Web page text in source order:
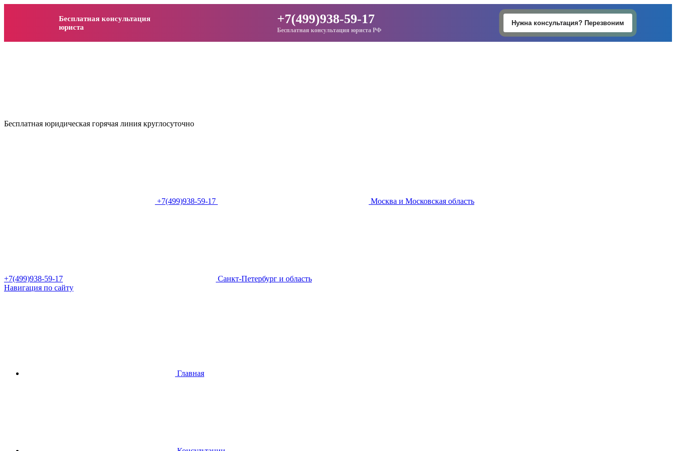
Бесплатная консультация
юриста
+7(499)938-59-17
Бесплатная консультация юриста РФ
Нужна консультация? Перезвоним
Бесплатная юридическая горячая линия круглосуточно
+7(499)938-59-17 Москва и Московская область
+7(499)938-59-17
Санкт-Петербург и область
Навигация по сайту
Главная